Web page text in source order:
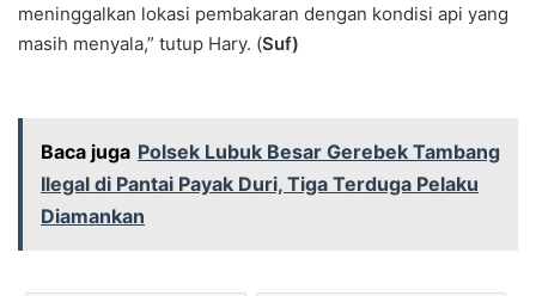
meninggalkan lokasi pembakaran dengan kondisi api yang
masih menyala,” tutup Hary. (Suf)
Baca juga Polsek Lubuk Besar Gerebek Tambang
Ilegal di Pantai Payak Duri, Tiga Terduga Pelaku
Diamankan